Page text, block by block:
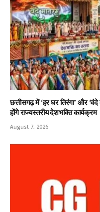
छत्तीसगढ़ में ‘हर घर तिरंगा’ और
होंगे राज्यस्तरीय देशभक्ति कार्यक्रम
August 7, 2026